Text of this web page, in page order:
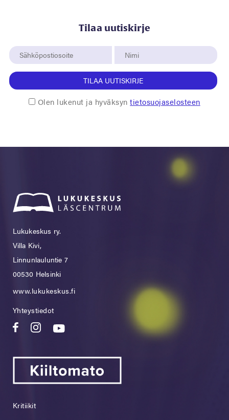
Tilaa uutiskirje
TILAA UUTISKIRJE
Olen lukenut ja hyväksyntietosuojaselosteen
Lukukeskus ry.
Villa Kivi,
Linnunlauluntie 7
00530 Helsinki
www.lukukeskus.fi
Yhteystiedot
Kritiikit